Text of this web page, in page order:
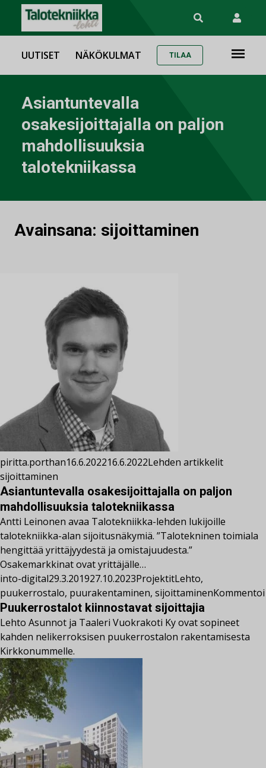
UUTISET NÄKÖKULMAT TILAA
Asiantuntevalla
osakesijoittajalla on paljon
mahdollisuuksia
talotekniikassa
Avainsana: sijoittaminen
piritta.porthan16.6.202216.6.2022Lehden artikkelit
sijoittaminen
Asiantuntevalla osakesijoittajalla on paljon
mahdollisuuksia talotekniikassa
Antti Leinonen avaa Talotekniikka-lehden lukijoille
talotekniikka-alan sijoitusnäkymiä. ”Talotekninen toimiala
hengittää yrittäjyydestä ja omistajuudesta.”
Osakemarkkinat ovat yrittäjälle…
into-digital29.3.201927.10.2023ProjektitLehto,
puukerrostalo, puurakentaminen, sijoittaminenKommentoi
Puukerrostalot kiinnostavat sijoittajia
Lehto Asunnot ja Taaleri Vuokrakoti Ky ovat sopineet
kahden nelikerroksisen puukerrostalon rakentamisesta
Kirkkonummelle.